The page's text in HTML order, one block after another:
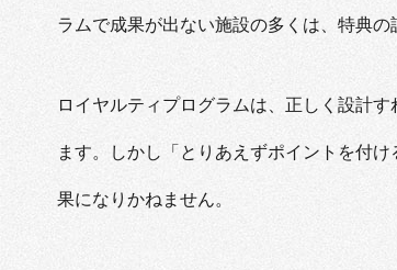
ラムで成果が出ない施設の多くは、特典の
ロイヤルティプログラムは、正しく設計
ます。しかし「とりあえずポイントを付
果になりかねません。